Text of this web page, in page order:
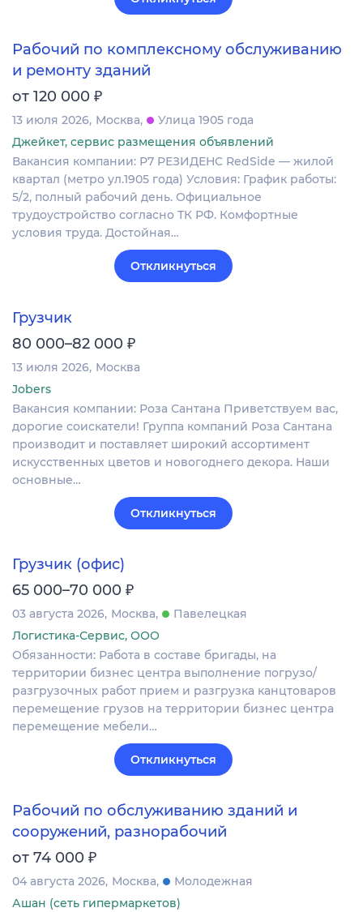
Рабочий по комплексному обслуживанию
и ремонту зданий
от 120 000 ₽
13 июля 2026 Москва
Улица 1905 года
Джейкет, сервис размещения объявлений
Вакансия компании: Р7 РЕЗИДЕНС RedSide — жилой
квартал (метро ул.1905 года) Условия: График работы:
5/2, полный рабочий день. Официальное
трудоустройство согласно ТК РФ. Комфортные
условия труда. Достойная…
Откликнуться
Грузчик
80 000–82 000 ₽
13 июля 2026 Москва
Jobers
Вакансия компании: Роза Сантана Приветствуем вас,
дорогие соискатели! Группа компаний Роза Сантана
производит и поставляет широкий ассортимент
искусственных цветов и новогоднего декора. Наши
основные…
Откликнуться
Грузчик (офис)
65 000–70 000 ₽
03 августа 2026 Москва
Павелецкая
Логистика-Сервис, ООО
Обязанности: Работа в составе бригады, на
территории бизнес центра выполнение погрузо/
разгрузочных работ прием и разгрузка канцтоваров
перемещение грузов на территории бизнес центра
перемещение мебели…
Откликнуться
Рабочий по обслуживанию зданий и
сооружений, разнорабочий
от 74 000 ₽
04 августа 2026 Москва
Молодежная
Ашан (сеть гипермаркетов)